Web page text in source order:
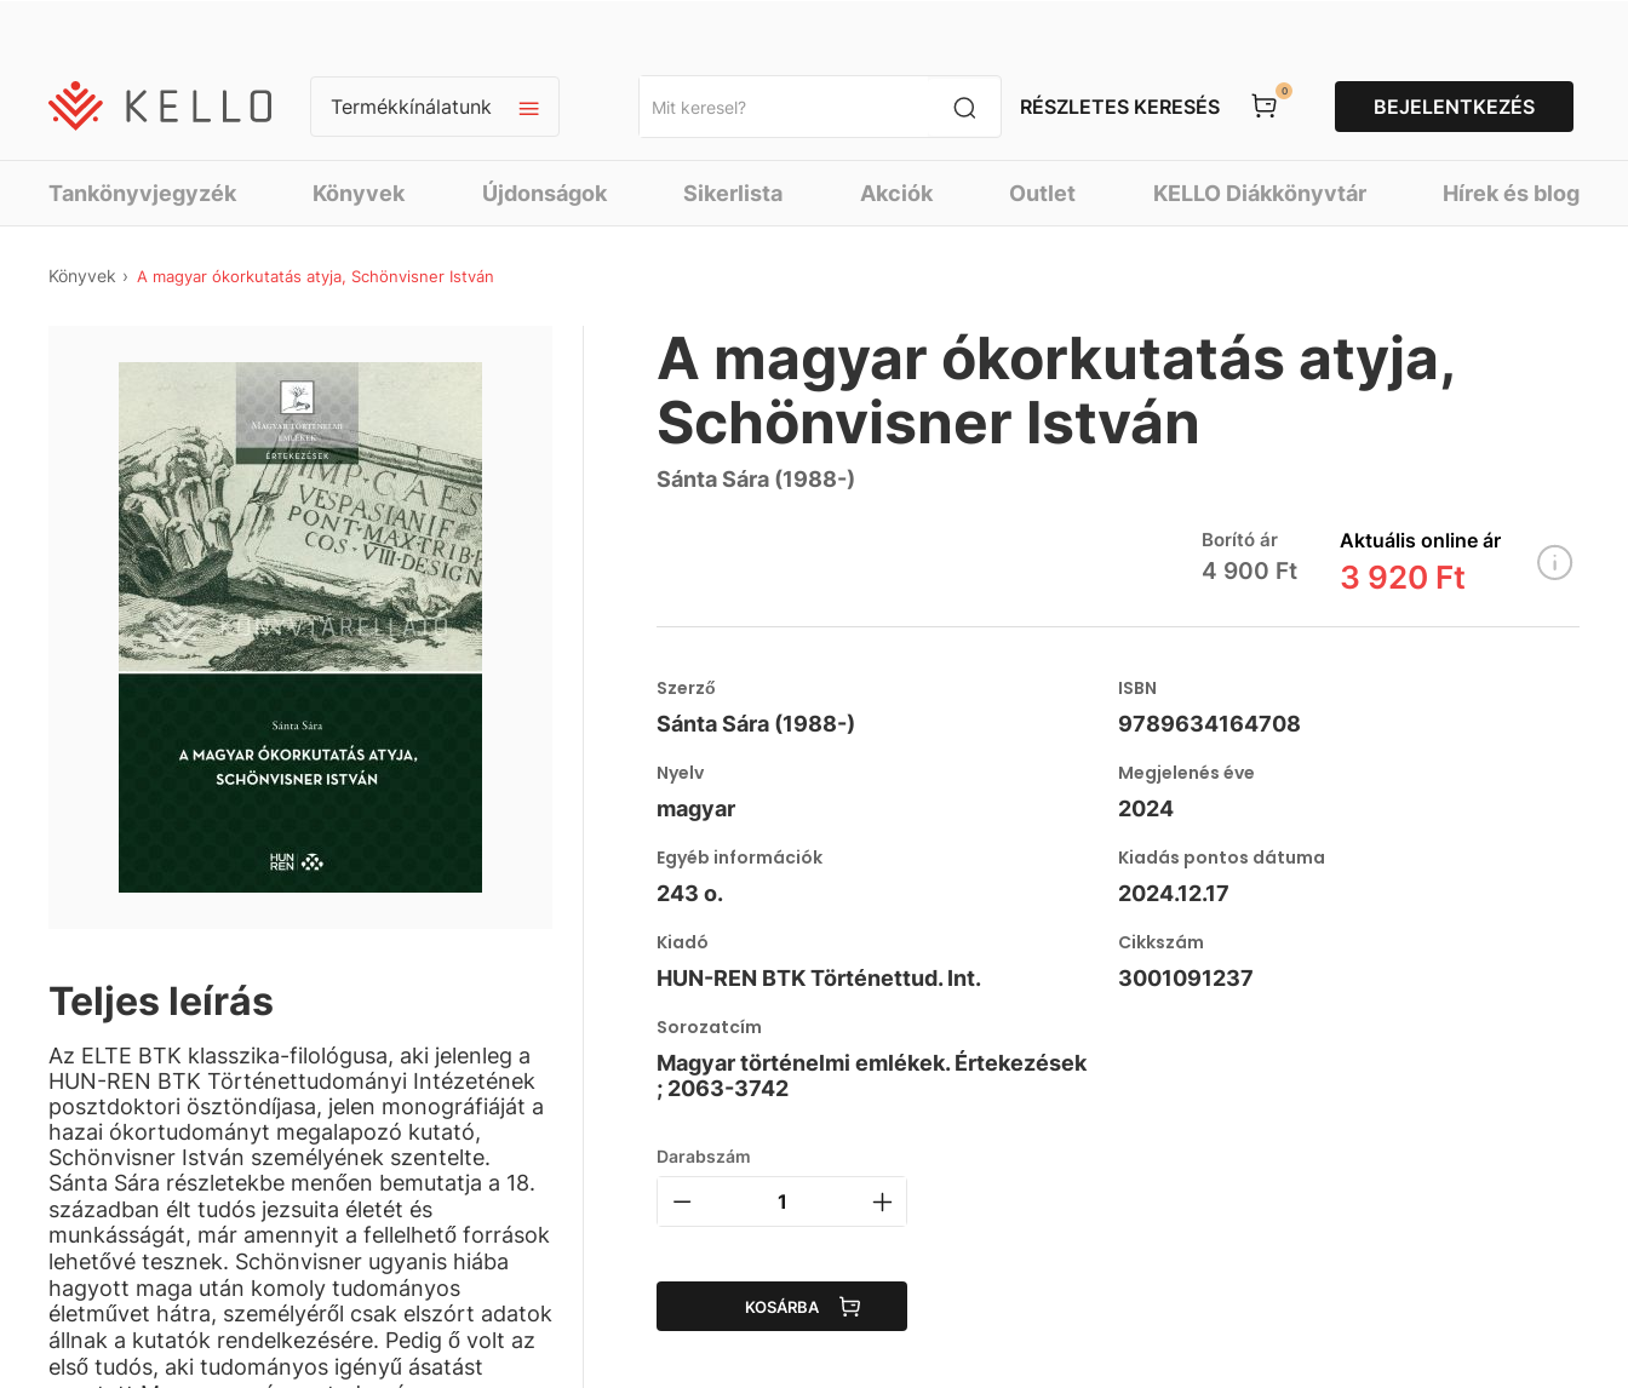
Termékkínálatunk RÉSZLETES KERESÉS
0
BEJELENTKEZÉS
Tankönyvjegyzék Könyvek Újdonságok Sikerlista Akciók Outlet KELLO Diákkönyvtár Hírek és blog
Könyvek A magyar ókorkutatás atyja, Schönvisner István
Teljes leírás
Az ELTE BTK klasszika-filológusa, aki jelenleg a
HUN-REN BTK Történettudományi Intézetének
posztdoktori ösztöndíjasa, jelen monográfiáját a
hazai ókortudományt megalapozó kutató,
Schönvisner István személyének szentelte.
Sánta Sára részletekbe menően bemutatja a 18.
században élt tudós jezsuita életét és
munkásságát, már amennyit a fellelhető források
lehetővé tesznek. Schönvisner ugyanis hiába
hagyott maga után komoly tudományos
életművet hátra, személyéről csak elszórt adatok
állnak a kutatók rendelkezésére. Pedig ő volt az
első tudós, aki tudományos igényű ásatást
A magyar ókorkutatás atyja,
Schönvisner István
Sánta Sára (1988-)
Borító ár
4 900 Ft
Aktuális online ár
3 920 Ft
Szerző
Sánta Sára (1988-)
ISBN
9789634164708
Nyelv
magyar
Megjelenés éve
2024
Egyéb információk
243 o.
Kiadás pontos dátuma
2024.12.17
Kiadó
HUN-REN BTK Történettud. Int.
Cikkszám
3001091237
Sorozatcím
Magyar történelmi emlékek. Értekezések
; 2063-3742
Darabszám
KOSÁRBA